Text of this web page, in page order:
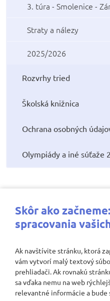
3. túra - Smolenice -
Straty a nálezy
2025/2026
Rozvrhy tried
Školská knižnica
Ochrana osobných
Olympiády a iné súťaže
Nenašli sa žiadne záznamy
Skôr ako
spracovania
Ak navštívite stránku, ktorá
vám vytvorí malý textový
prehliadači. Ak rovnakú
sa vďaka nemu na web
relevantné informácie a bude